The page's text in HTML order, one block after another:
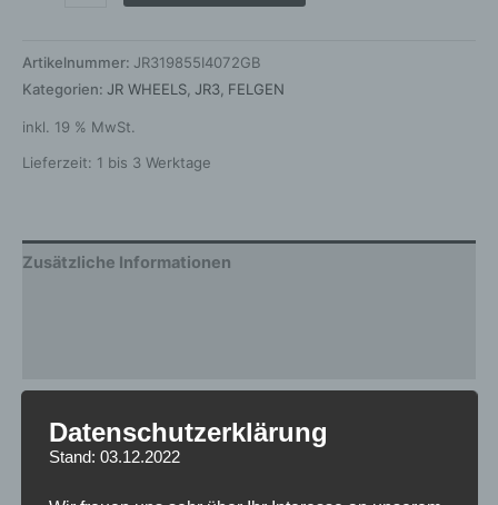
Artikelnummer: JR319855I4072GB
Kategorien: JR WHEELS JR3 FELGEN
inkl. 19 % MwSt.
Lieferzeit: 1 bis 3 Werktage
Zusätzliche Informationen
Breite
Datenschutzerklärung
Stand: 03.12.2022